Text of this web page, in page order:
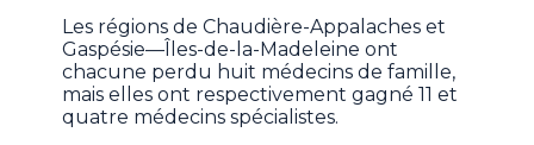
Les régions de Chaudière-Appalaches et
Gaspésie—Îles-de-la-Madeleine ont
chacune perdu huit médecins de famille,
mais elles ont respectivement gagné 11 et
quatre médecins spécialistes.